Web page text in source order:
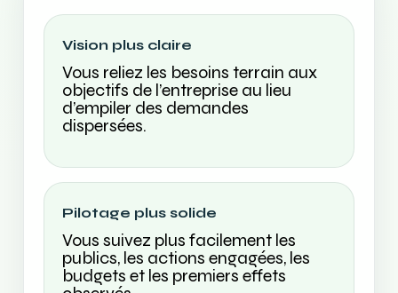
Vision plus claire
Vous reliez les besoins terrain aux
objectifs de l’entreprise au lieu
d’empiler des demandes
dispersées.
Pilotage plus solide
Vous suivez plus facilement les
publics, les actions engagées, les
budgets et les premiers effets